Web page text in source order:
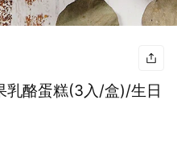
乳酪蛋糕(3入/盒)/生日